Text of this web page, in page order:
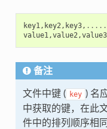
key1, key2, key3, .....
value1,value2,value3
备注
文件中键 ( key ) 名
中获取的键，在此
件中的排列顺序相